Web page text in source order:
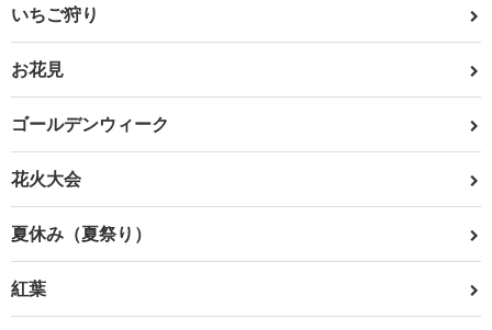
いちご狩り
お花見
ゴールデンウィーク
花火大会
夏休み（夏祭り）
紅葉